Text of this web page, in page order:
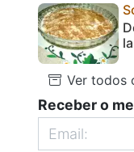
Ver todos
Receber o